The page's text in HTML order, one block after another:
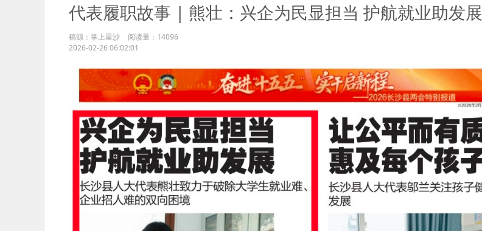
代表履职故事 | 熊壮：兴企为民显担当 护航就业助发展
稿源：掌上星沙 阅读量： 14096
2026-02-26 06:02:01